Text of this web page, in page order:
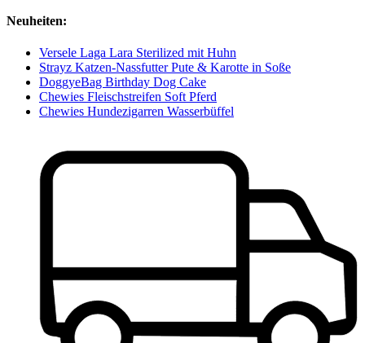
Neuheiten:
Versele Laga Lara Sterilized mit Huhn
Strayz Katzen-Nassfutter Pute & Karotte in Soße
DoggyeBag Birthday Dog Cake
Chewies Fleischstreifen Soft Pferd
Chewies Hundezigarren Wasserbüffel